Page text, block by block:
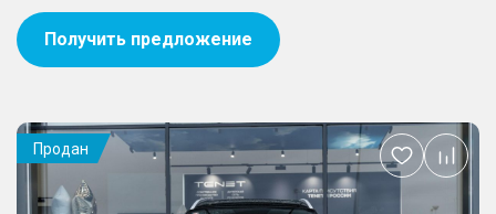
Получить предложение
Продан
Добавить
в
избранное